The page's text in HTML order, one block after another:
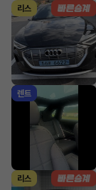
리스
렌트
리스